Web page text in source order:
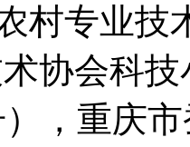
村专业技
协会科技
），重庆